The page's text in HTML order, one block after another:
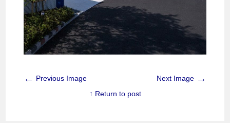
← Previous Image Next Image →
↑ Return to post